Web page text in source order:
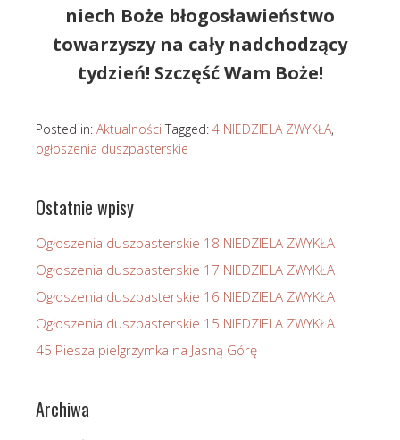
niech Boże błogosławieństwo
towarzyszy na cały nadchodzący
tydzień! Szczęść Wam Boże!
Posted in: Aktualności Tagged: 4 NIEDZIELA ZWYKŁA,
ogłoszenia duszpasterskie
Ostatnie wpisy
Ogłoszenia duszpasterskie 18 NIEDZIELA ZWYKŁA
Ogłoszenia duszpasterskie 17 NIEDZIELA ZWYKŁA
Ogłoszenia duszpasterskie 16 NIEDZIELA ZWYKŁA
Ogłoszenia duszpasterskie 15 NIEDZIELA ZWYKŁA
45 Piesza pielgrzymka na Jasną Górę
Archiwa